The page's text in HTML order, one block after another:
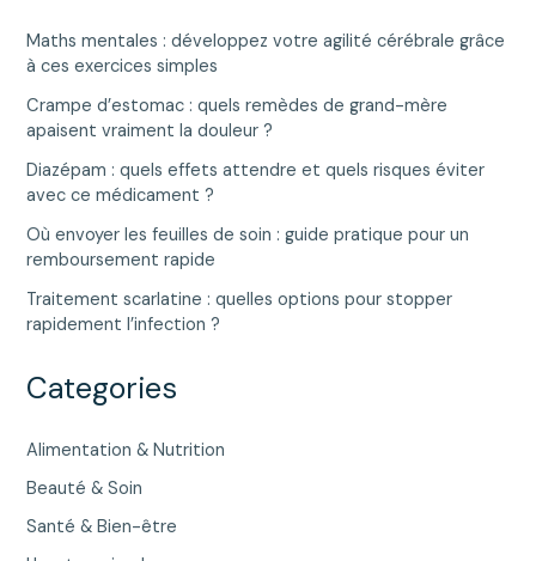
Maths mentales : développez votre agilité cérébrale grâce
à ces exercices simples
Crampe d’estomac : quels remèdes de grand-mère
apaisent vraiment la douleur ?
Diazépam : quels effets attendre et quels risques éviter
avec ce médicament ?
Où envoyer les feuilles de soin : guide pratique pour un
remboursement rapide
Traitement scarlatine : quelles options pour stopper
rapidement l’infection ?
Categories
Alimentation & Nutrition
Beauté & Soin
Santé & Bien-être